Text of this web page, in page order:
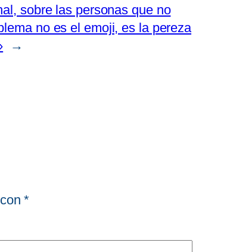
sobre las personas que no
no es el emoji, es la pereza
→
con*